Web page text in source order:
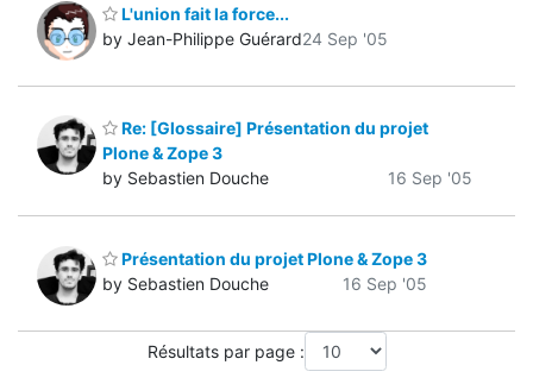
L'union fait la force...
by Jean-Philippe Guérard24 Sep '05
Re: [Glossaire] Présentation du projet
Plone & Zope 3
by Sebastien Douche
16 Sep '05
Présentation du projet Plone & Zope 3
by Sebastien Douche
16 Sep '05
Résultats par page :